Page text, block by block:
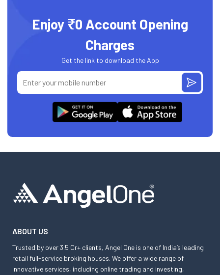
Enjoy ₹0 Account Opening
Charges
Get the link to download the App
ABOUT US
Trusted by over 3.5 Cr+ clients, Angel One is one of India’s leading
retail full-service broking houses. We offer a wide range of
innovative services, including online trading and investing,